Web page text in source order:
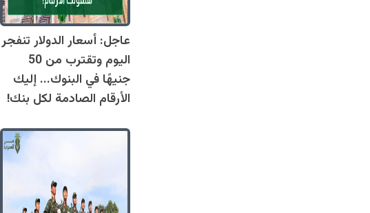
عاجل: أسعار الدولار تنفجر
اليوم وتقترب من 50
جنيهًا في البنوك... إليك
الأرقام الصادمة لكل بنك!